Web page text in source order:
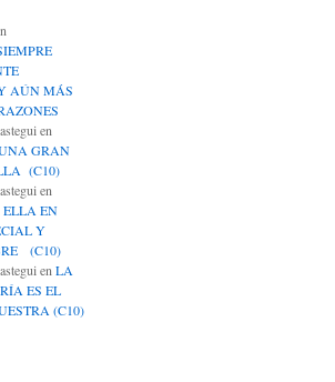
AÚN MÁS
en
GRAN
(C10)
en
EN
Y
(C10)
en LA
ES EL
(C10)